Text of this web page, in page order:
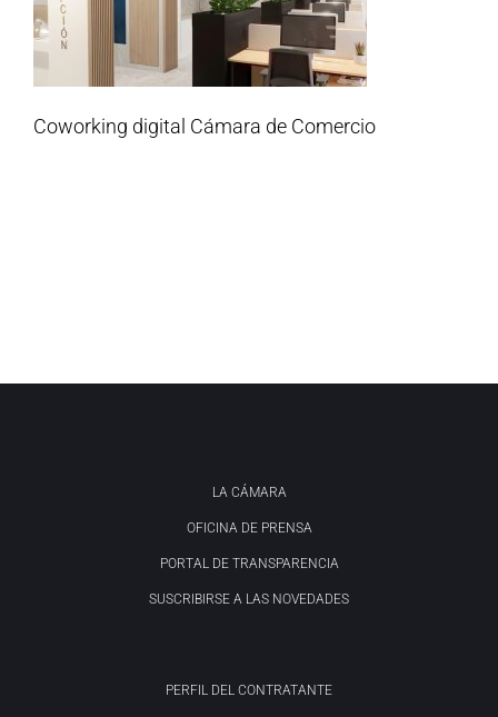
Coworking digital Cámara de Comercio
LA CÁMARA
OFICINA DE PRENSA
PORTAL DE TRANSPARENCIA
SUSCRIBIRSE A LAS NOVEDADES
PERFIL DEL CONTRATANTE